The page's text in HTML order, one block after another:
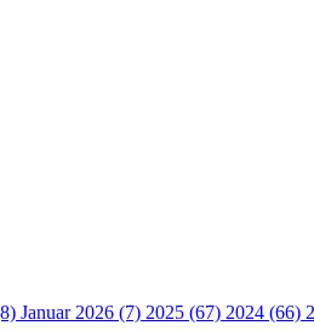
Januar 2026 (7) 2025 (67) 2024 (66)